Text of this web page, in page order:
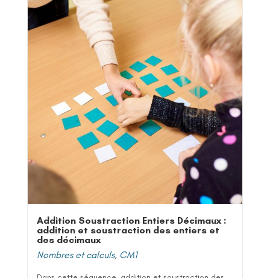
Addition Soustraction Entiers Décimaux :
addition et soustraction des entiers et
des décimaux
Nombres et calculs, CM1